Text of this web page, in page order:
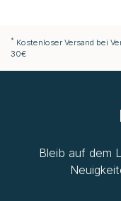
* Kostenloser Versand bei
30€
Bleib auf dem